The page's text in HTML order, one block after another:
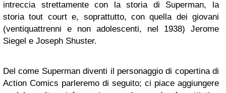
intreccia strettamente con la storia di Superman, la
storia tout court e, soprattutto, con quella dei giovani
(ventiquattrenni e non adolescenti, nel 1938) Jerome
Siegel e Joseph Shuster.
Del come Superman diventi il personaggio di copertina di
Action Comics parleremo di seguito; ci piace aggiungere